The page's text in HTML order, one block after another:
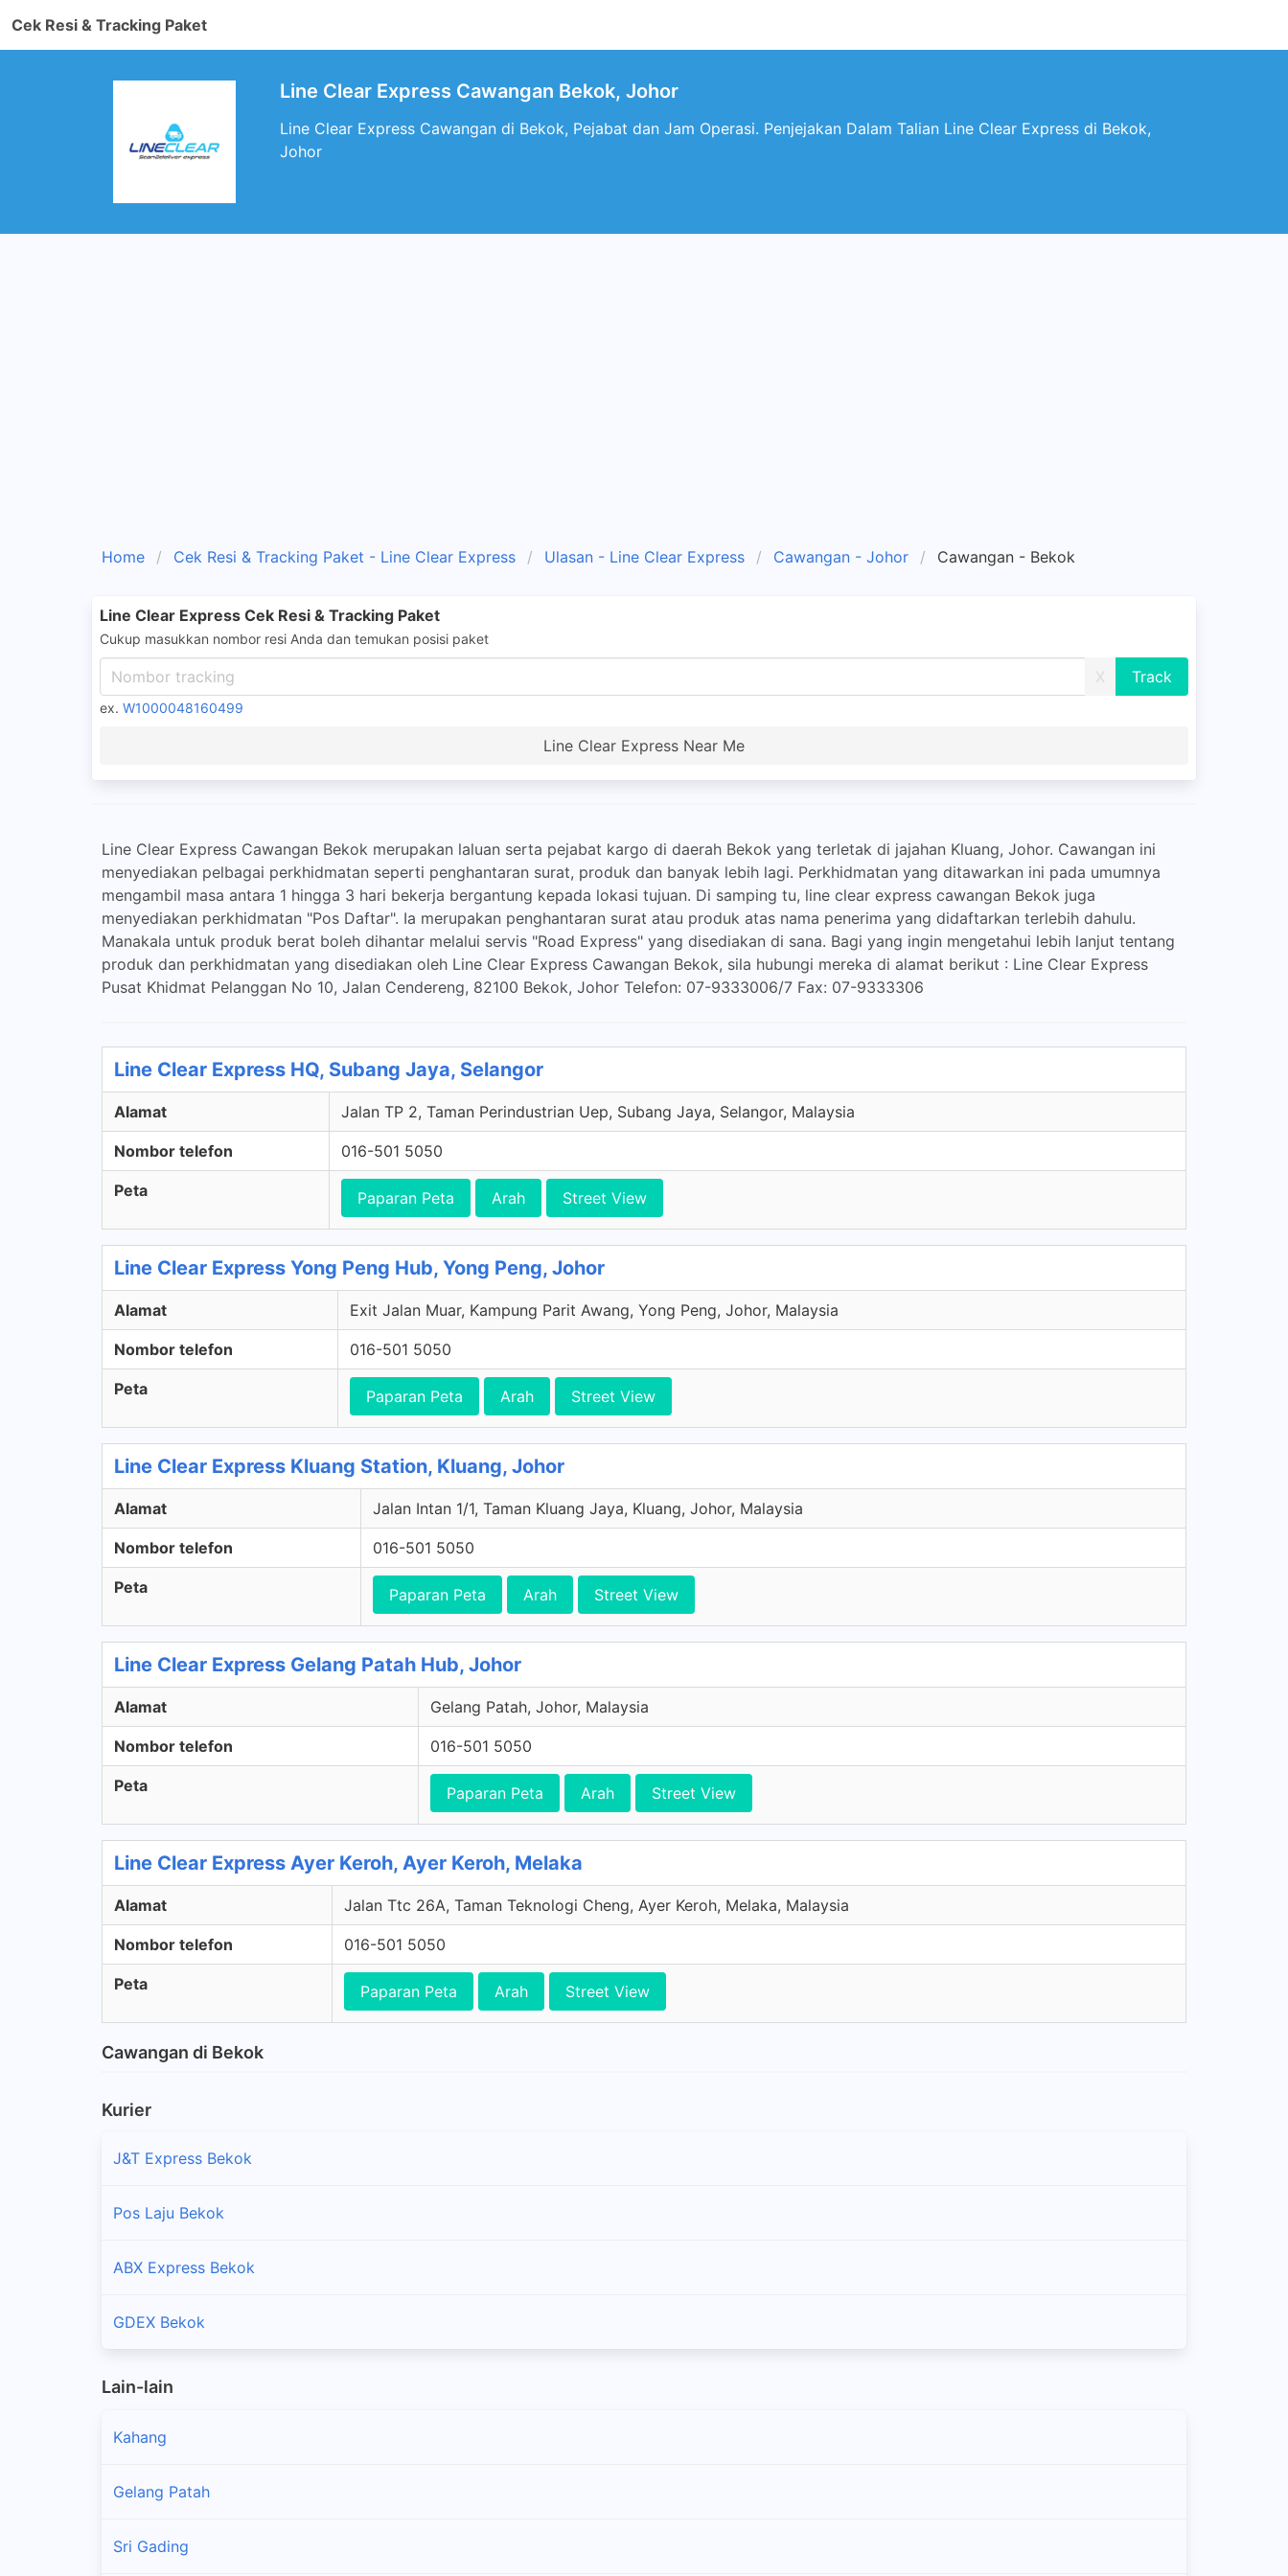
Cek Resi & Tracking Paket
Line Clear Express Cawangan Bekok, Johor
Line Clear Express Cawangan di Bekok, Pejabat dan Jam Operasi. Penjejakan Dalam Talian Line Clear Express di Bekok,
Johor
Home Cek Resi & Tracking Paket - Line Clear Express Ulasan - Line Clear Express Cawangan - Johor Cawangan - Bekok
Line Clear Express Cek Resi & Tracking Paket
Cukup masukkan nombor resi Anda dan temukan posisi paket
X
ex. W1000048160499
Line Clear Express Near Me
Line Clear Express Cawangan Bekok merupakan laluan serta pejabat kargo di daerah Bekok yang terletak di jajahan Kluang, Johor. Cawangan ini
menyediakan pelbagai perkhidmatan seperti penghantaran surat, produk dan banyak lebih lagi. Perkhidmatan yang ditawarkan ini pada umumnya
mengambil masa antara 1 hingga 3 hari bekerja bergantung kepada lokasi tujuan. Di samping tu, line clear express cawangan Bekok juga
menyediakan perkhidmatan "Pos Daftar". Ia merupakan penghantaran surat atau produk atas nama penerima yang didaftarkan terlebih dahulu.
Manakala untuk produk berat boleh dihantar melalui servis "Road Express" yang disediakan di sana. Bagi yang ingin mengetahui lebih lanjut tentang
produk dan perkhidmatan yang disediakan oleh Line Clear Express Cawangan Bekok, sila hubungi mereka di alamat berikut : Line Clear Express
Pusat Khidmat Pelanggan No 10, Jalan Cendereng, 82100 Bekok, Johor Telefon: 07-9333006/7 Fax: 07-9333306
Line Clear Express HQ, Subang Jaya, Selangor
Alamat Jalan TP 2, Taman Perindustrian Uep, Subang Jaya, Selangor, Malaysia
Nombor telefon 016-501 5050
Peta Paparan Peta Arah Street View
Line Clear Express Yong Peng Hub, Yong Peng, Johor
Alamat Exit Jalan Muar, Kampung Parit Awang, Yong Peng, Johor, Malaysia
Nombor telefon 016-501 5050
Peta Paparan Peta Arah Street View
Line Clear Express Kluang Station, Kluang, Johor
Alamat Jalan Intan 1/1, Taman Kluang Jaya, Kluang, Johor, Malaysia
Nombor telefon 016-501 5050
Peta Paparan Peta Arah Street View
Line Clear Express Gelang Patah Hub, Johor
Alamat Gelang Patah, Johor, Malaysia
Nombor telefon 016-501 5050
Peta Paparan Peta Arah Street View
Line Clear Express Ayer Keroh, Ayer Keroh, Melaka
Alamat Jalan Ttc 26A, Taman Teknologi Cheng, Ayer Keroh, Melaka, Malaysia
Nombor telefon 016-501 5050
Peta Paparan Peta Arah Street View
Cawangan di Bekok
Kurier
J&T Express Bekok
Pos Laju Bekok
ABX Express Bekok
GDEX Bekok
Lain-lain
Kahang
Gelang Patah
Sri Gading